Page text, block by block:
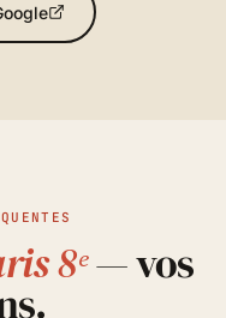
8ᵉ— vos